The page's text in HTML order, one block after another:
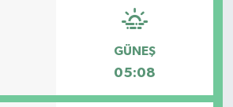
GÜNEŞ
05:08